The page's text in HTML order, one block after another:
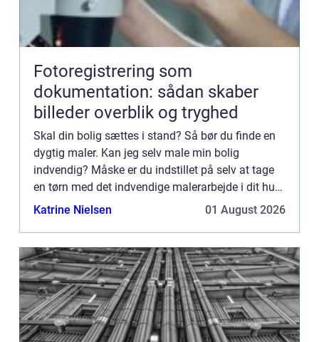
Fotoregistrering som
dokumentation: sådan skaber
billeder overblik og tryghed
Skal din bolig sættes i stand? Så bør du finde en
dygtig maler. Kan jeg selv male min bolig
indvendig? Måske er du indstillet på selv at tage
en tørn med det indvendige malerarbejde i dit hus
eller i din lejlighe...
Katrine Nielsen 01 August 2026